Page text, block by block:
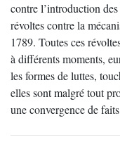
contre l’introduction
révoltes contre la
1789. Toutes ces
à différents moments,
les formes de luttes,
elles sont malgré tout
une convergence de